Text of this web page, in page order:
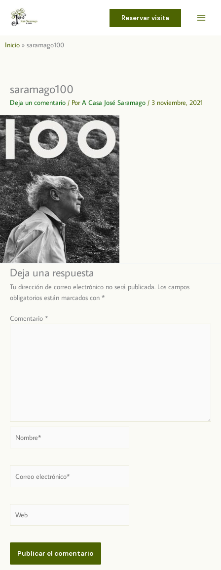
contenido
Reservar visita
Inicio saramago100
saramago100
Deja un comentario / PorA Casa José Saramago / 3 noviembre, 2021
Deja una respuesta
Tu dirección de correo electrónico no será publicada. Los campos
obligatorios están marcados con *
Comentario *
electrónico*